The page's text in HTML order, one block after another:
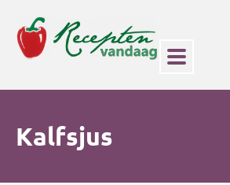
Kalfsjus